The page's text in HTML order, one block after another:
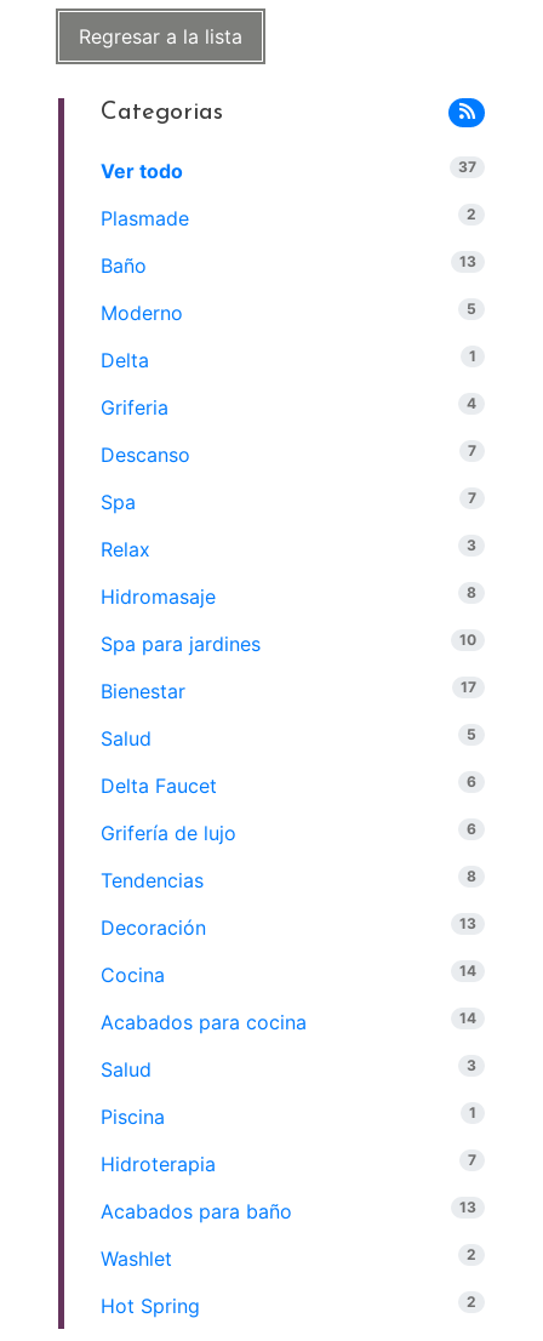
Regresar a la lista
Categorias
Ver todo 37
Plasmade 2
Baño 13
Moderno 5
Delta 1
Griferia 4
Descanso 7
Spa 7
Relax 3
Hidromasaje 8
Spa para jardines 10
Bienestar 17
Salud 5
Delta Faucet 6
Grifería de lujo 6
Tendencias 8
Decoración 13
Cocina 14
Acabados para cocina 14
Salud 3
Piscina 1
Hidroterapia 7
Acabados para baño 13
Washlet 2
Hot Spring 2